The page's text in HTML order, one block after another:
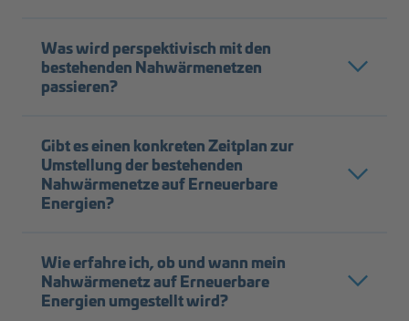
Was wird perspektivisch mit den
bestehenden Nahwärmenetzen
passieren?
Gibt es einen konkreten Zeitplan zur
Umstellung der bestehenden
Nahwärmenetze auf Erneuerbare
Energien?
Wie erfahre ich, ob und wann mein
Nahwärmenetz auf Erneuerbare
Energien umgestellt wird?